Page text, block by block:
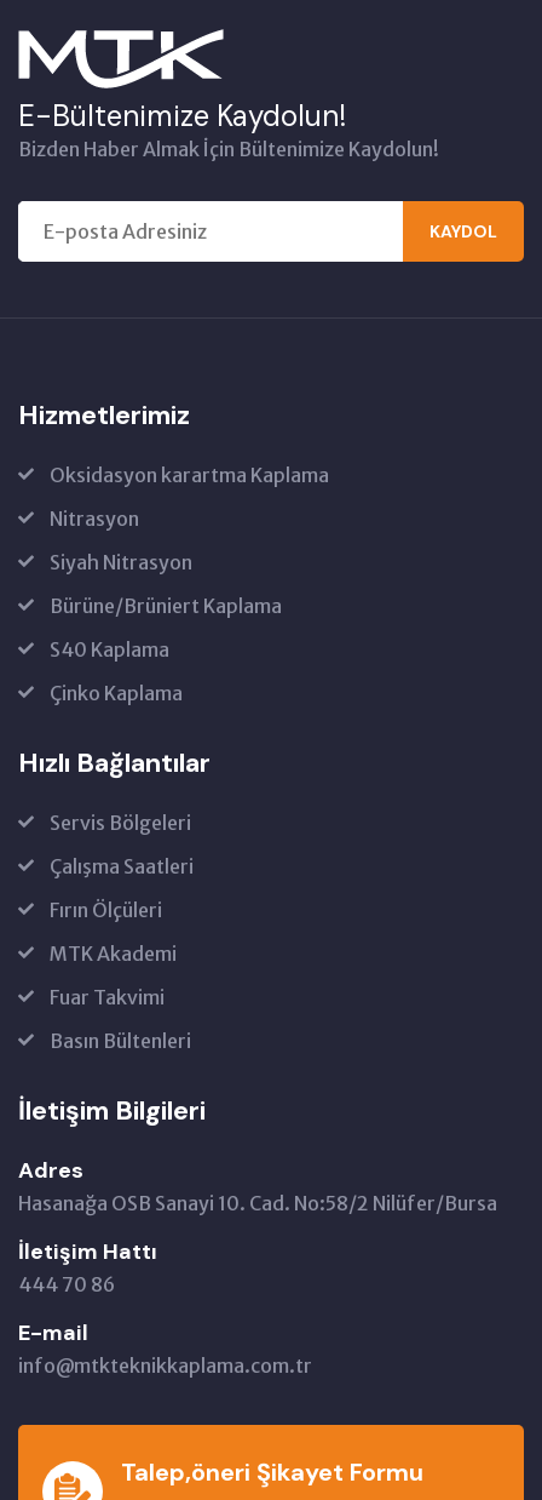
E-Bültenimize Kaydolun!
Bizden Haber Almak İçin Bültenimize Kaydolun!
KAYDOL
Hizmetlerimiz
Oksidasyon karartma Kaplama
Nitrasyon
Siyah Nitrasyon
Bürüne/Brüniert Kaplama
S40 Kaplama
Çinko Kaplama
Hızlı Bağlantılar
Servis Bölgeleri
Çalışma Saatleri
Fırın Ölçüleri
MTK Akademi
Fuar Takvimi
Basın Bültenleri
İletişim Bilgileri
Adres
Hasanağa OSB Sanayi 10. Cad. No:58/2 Nilüfer/Bursa
İletişim Hattı
444 70 86
E-mail
info@mtkteknikkaplama.com.tr
Talep,öneri Şikayet Formu